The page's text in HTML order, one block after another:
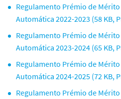
Regulamento Prémio de
Automática 2022-2023 (58 KB,
Regulamento Prémio de
Automática 2023-2024 (65 KB,
Regulamento Prémio de
Automática 2024-2025 (72 KB,
Regulamento Prémio de